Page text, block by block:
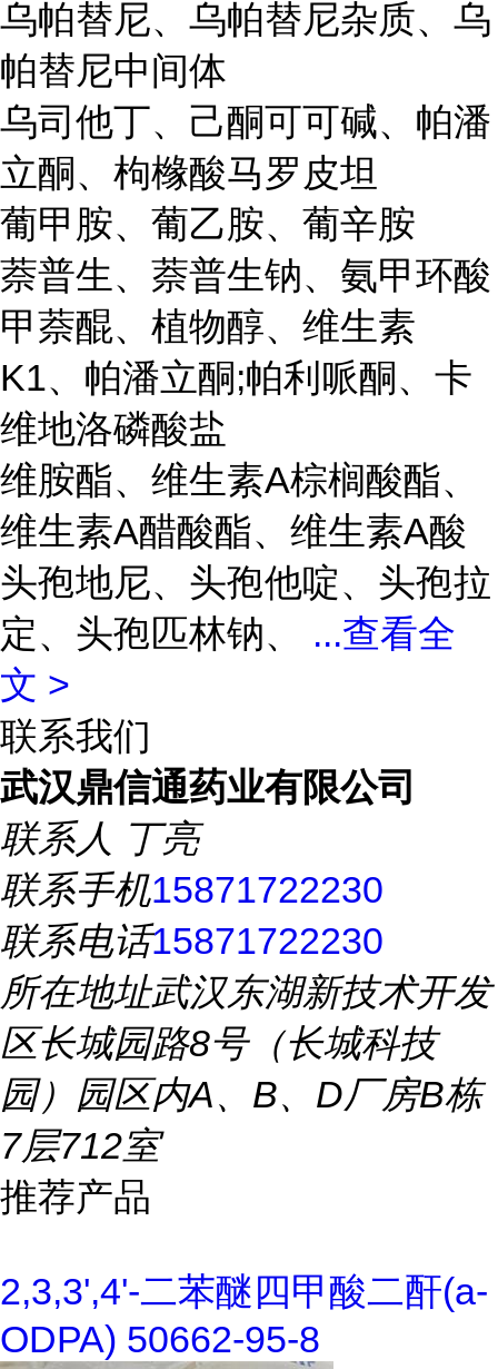
乌帕替尼、乌帕替尼杂质、乌
帕替尼中间体
乌司他丁、己酮可可碱、帕潘
立酮、枸橼酸马罗皮坦
葡甲胺、葡乙胺、葡辛胺
萘普生、萘普生钠、氨甲环酸
甲萘醌、植物醇、维生素
K1、帕潘立酮;帕利哌酮、卡
维地洛磷酸盐
维胺酯、维生素A棕榈酸酯、
维生素A醋酸酯、维生素A酸
头孢地尼、头孢他啶、头孢拉
定、头孢匹林钠、 ...查看全
文 >
联系我们
武汉鼎信通药业有限公司
联系人 丁亮
联系手机15871722230
联系电话15871722230
所在地址武汉东湖新技术开发
区长城园路8号（长城科技
园）园区内A、B、D厂房B栋
7层712室
推荐产品
2,3,3',4'-二苯醚四甲酸二酐(a-
ODPA) 50662-95-8